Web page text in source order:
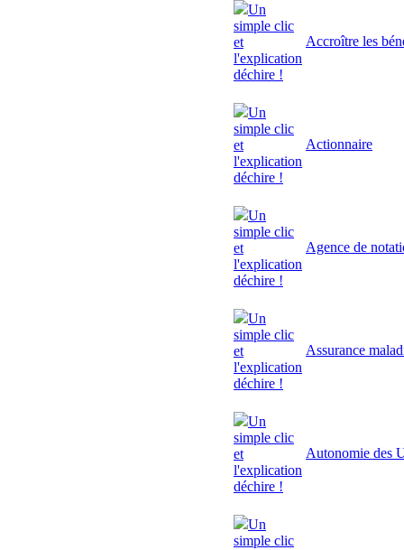
Un
simple clic
et
l'explication
déchire !
Accroître les
Un
simple clic
et
l'explication
déchire !
Actionnaire
Un
simple clic
et
l'explication
déchire !
Agence de
Un
simple clic
et
l'explication
déchire !
Assurance
Un
simple clic
et
l'explication
déchire !
Autonomie des
Un
simple clic